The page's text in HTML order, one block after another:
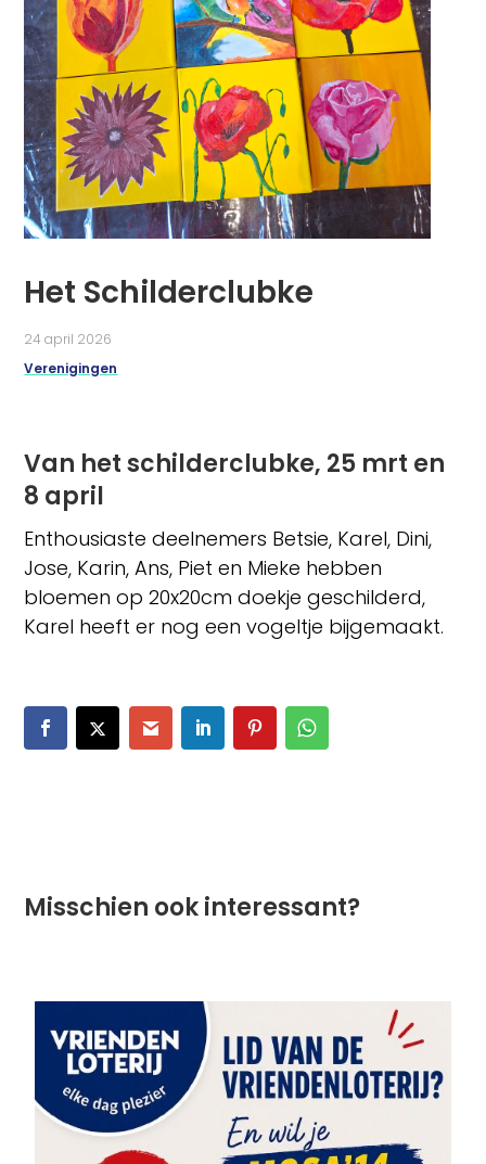
Het Schilderclubke
24 april 2026
Verenigingen
Van het schilderclubke, 25 mrt en
8 april
Enthousiaste deelnemers Betsie, Karel, Dini,
Jose, Karin, Ans, Piet en Mieke hebben
bloemen op 20x20cm doekje geschilderd,
Karel heeft er nogeen vogeltje bijgemaakt.
Misschien ook interessant?